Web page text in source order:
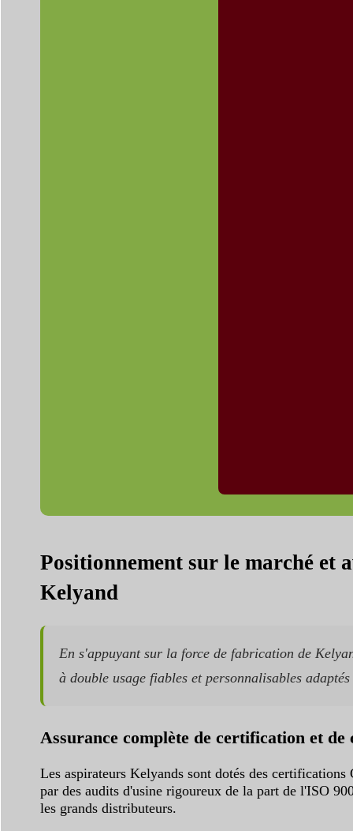
Positionnement sur le marché et
Kelyand
En s'appuyant sur la force de fabrication de
à double usage fiables et personnalisables
Assurance complète de certification et
Les aspirateurs Kelyands sont dotés des
par des audits d'usine rigoureux de la part de l'ISO
les grands distributeurs.